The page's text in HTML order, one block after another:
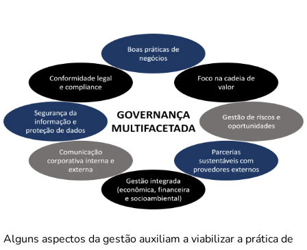
Alguns aspectos da gestão auxiliam a viabilizar a prática de